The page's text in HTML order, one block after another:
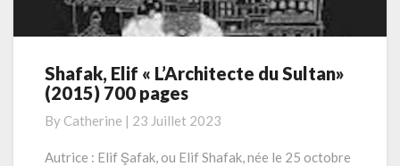
Shafak,
Elif
L’Architecte
du
Shafak, Elif « L’Architecte du Sultan»
(2015) 700 pages
By Catherine | 23 Juillet 2023
Autrice : Elif Şafak, ou Elif Shafak, née le 25 octobre